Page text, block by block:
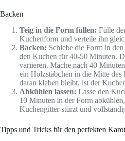
Backen
Teig in die Form füllen: Fülle
Kuchenform und verteile ihn
Backen: Schiebe die Form in
den Kuchen für 40-50 Minuten.
variieren. Mache nach 40
ein Holzstäbchen in die Mitte des
daran kleben bleibt, ist der
Abkühlen lassen: Lasse den
10 Minuten in der Form
Kuchengitter stürzt und
Tipps und Tricks für den perfekten